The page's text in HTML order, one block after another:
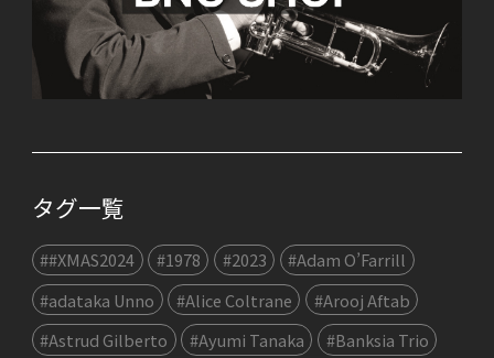
タグ一覧
##XMAS2024 #1978 #2023
#Adam O’Farrill
#adataka Unno
#Alice Coltrane
#Arooj Aftab
#Astrud Gilberto
#Ayumi Tanaka
#Banksia Trio